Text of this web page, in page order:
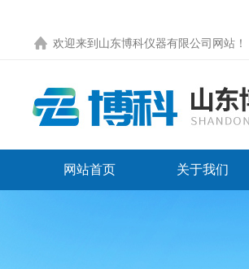
欢迎来到 山东博科仪器有限公司网站 ！
网站首页 关于我们